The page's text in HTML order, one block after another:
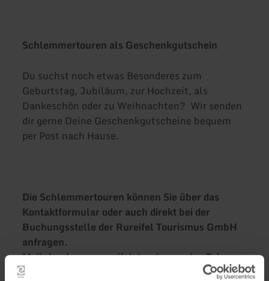
Schlemmertouren als Geschenkgutschein
Du suchst noch etwas Besonderes zum
Geburtstag, Jubiläum, zur Hochzeit, als
Dankeschön oder zu Weihnachten? Wir senden
dir gerne Deine Geschenkgutscheine bequem
per Post nach Hause.
Die Schlemmertouren können Sie über das
Kontaktformular oder auch direkt bei der
Buchungsstelle der Rureifel Tourismus GmbH
anfragen.
Mail: buchung@rureifel-tourismus.de , Tel.:
+49 2473-55205 55